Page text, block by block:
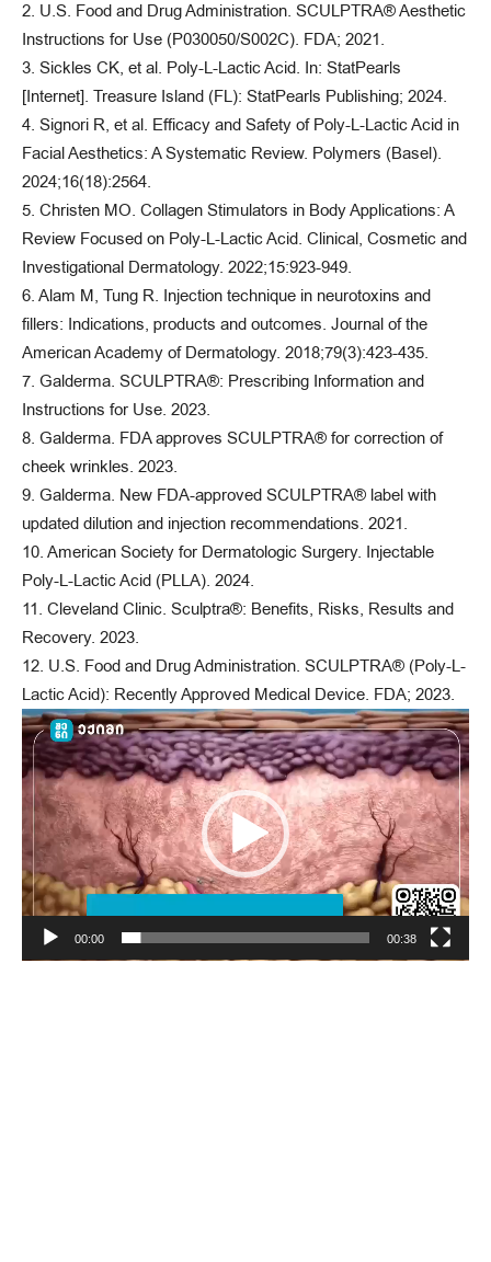
2. U.S. Food and Drug Administration. SCULPTRA® Aesthetic
Instructions for Use (P030050/S002C). FDA; 2021.
3. Sickles CK, et al. Poly-L-Lactic Acid. In: StatPearls
[Internet]. Treasure Island (FL): StatPearls Publishing; 2024.
4. Signori R, et al. Efficacy and Safety of Poly-L-Lactic Acid in
Facial Aesthetics: A Systematic Review. Polymers (Basel).
2024;16(18):2564.
5. Christen MO. Collagen Stimulators in Body Applications: A
Review Focused on Poly-L-Lactic Acid. Clinical, Cosmetic and
Investigational Dermatology. 2022;15:923-949.
6. Alam M, Tung R. Injection technique in neurotoxins and
fillers: Indications, products and outcomes. Journal of the
American Academy of Dermatology. 2018;79(3):423-435.
7. Galderma. SCULPTRA®: Prescribing Information and
Instructions for Use. 2023.
8. Galderma. FDA approves SCULPTRA® for correction of
cheek wrinkles. 2023.
9. Galderma. New FDA-approved SCULPTRA® label with
updated dilution and injection recommendations. 2021.
10. American Society for Dermatologic Surgery. Injectable
Poly-L-Lactic Acid (PLLA). 2024.
11. Cleveland Clinic. Sculptra®: Benefits, Risks, Results and
Recovery. 2023.
12. U.S. Food and Drug Administration. SCULPTRA® (Poly-L-
Lactic Acid): Recently Approved Medical Device. FDA; 2023.
ვ
ი
დ
ე
ო
დ
ა
მ
00:00 00:38